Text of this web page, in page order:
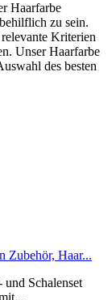
Haarfarbe
zu sein.
Kriterien
Unser Haarfarbe
des besten
Zubehör, Haar...
Schalenset